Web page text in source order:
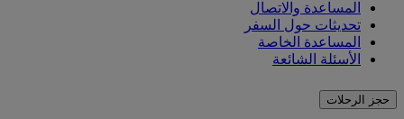
المساعدة والاتصال
تحديثات حول السفر
المساعدة الخاصة
الأسئلة الشائعة
حجز الرحلات